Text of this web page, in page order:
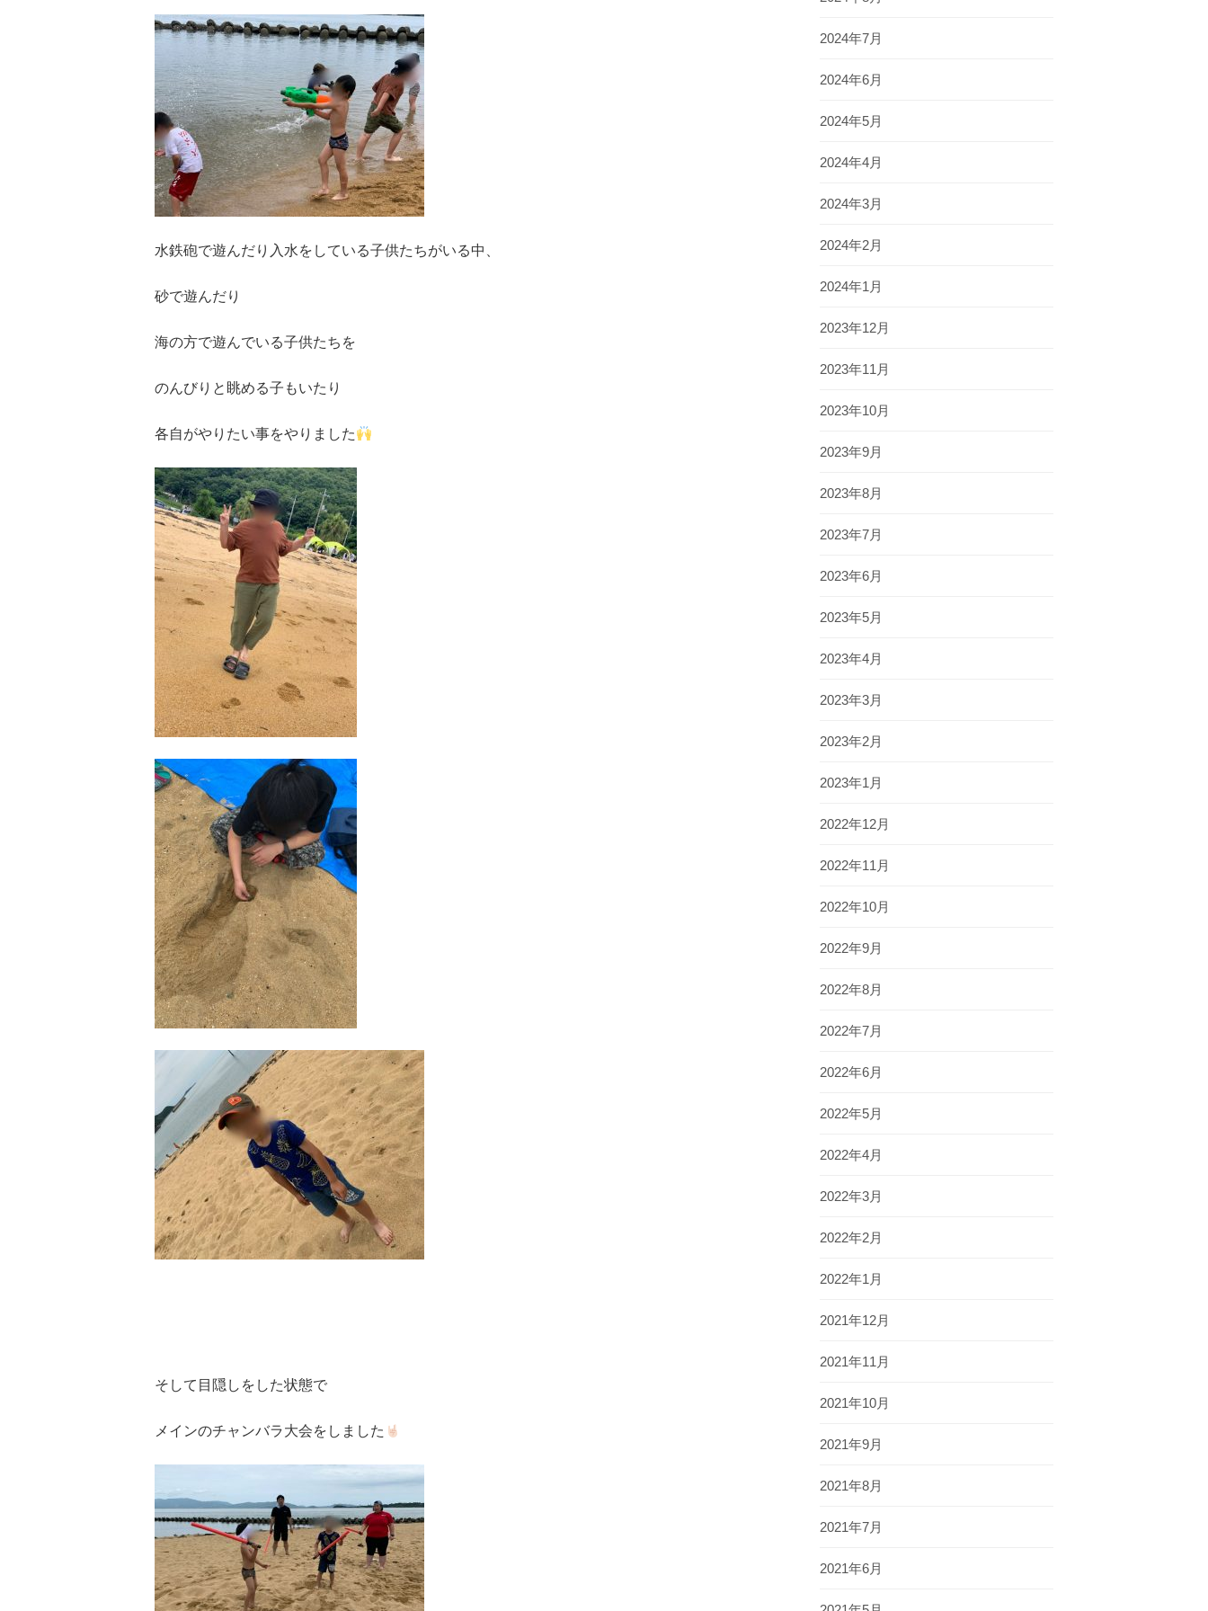
水鉄砲で遊んだり入水をしている子供たちがいる中、
砂で遊んだり
海の方で遊んでいる子供たちを
のんびりと眺める子もいたり
各自がやりたい事をやりました
そして目隠しをした状態で
メインのチャンバラ大会をしました
2024年7月
2024年6月
2024年5月
2024年4月
2024年3月
2024年2月
2024年1月
2023年12月
2023年11月
2023年10月
2023年9月
2023年8月
2023年7月
2023年6月
2023年5月
2023年4月
2023年3月
2023年2月
2023年1月
2022年12月
2022年11月
2022年10月
2022年9月
2022年8月
2022年7月
2022年6月
2022年5月
2022年4月
2022年3月
2022年2月
2022年1月
2021年12月
2021年11月
2021年10月
2021年9月
2021年8月
2021年7月
2021年6月